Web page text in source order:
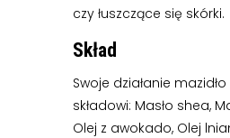
czy łuszczące się skórki.
Skład
Swoje działanie
składowi: Masło shea,
Olej z awokado, Olej